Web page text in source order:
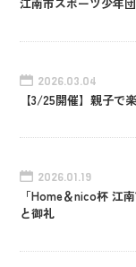
江南市スポーツ少年
2026.03.04
【3/25開催】親子で
2026.01.19
「Home＆nico杯 江
と御礼